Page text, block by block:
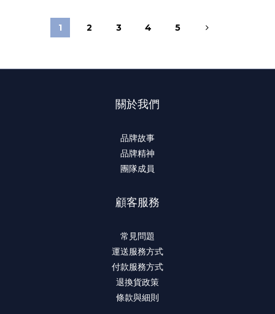
1 2 3 4 5
關於我們
品牌故事
品牌精神
團隊成員
顧客服務
常見問題
運送服務方式
付款服務方式
退換貨政策
條款與細則